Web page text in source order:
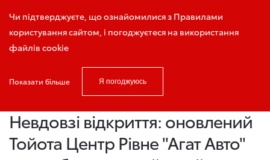
Чи підтверджуєте, що ознайомилися з Правилами
користування сайтом, і погоджуєтеся на використання
файлів cookie
Показати більше Я погоджуюсь
Запис на тест-драйв
Головна Новини і акції Невдовзі відкриття: оновлений
Невдовзі відкриття: оновлений
Тойота Центр Рівне "Агат Авто"